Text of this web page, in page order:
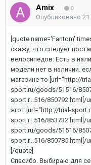
Amix 0
Опубликовано 21
[quote name='Fantom'
скажу, что следует
велосипедов: Есть в
модели нет в наличии.
магазине то [url="http://
sport.ru/goods/51516/
sport.r...516/
этот [url="http://trial-
sport.r...516/853732.html[/
sport.ru/goods/51516/
sport.r...516/850785.html[/
[/quote]
Спасибо. Выбираю для